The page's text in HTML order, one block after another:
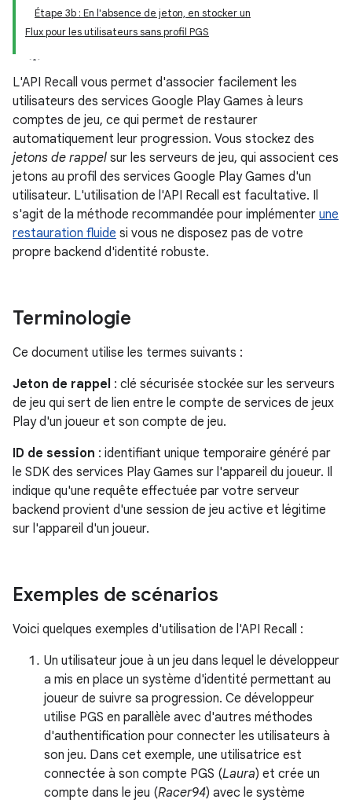
Étape 3b : En l'absence de jeton, en stocker un
Flux pour les utilisateurs sans profil PGS
L'API Recall vous permet d'associer facilement les
utilisateurs des services Google Play Games à leurs
comptes de jeu, ce qui permet de restaurer
automatiquement leur progression. Vous stockez des
jetons de rappel sur les serveurs de jeu, qui associent ces
jetons au profil des services Google Play Games d'un
utilisateur. L'utilisation de l'API Recall est facultative. Il
s'agit de la méthode recommandée pour implémenter une
restauration fluide si vous ne disposez pas de votre
propre backend d'identité robuste.
Terminologie
Ce document utilise les termes suivants :
Jeton de rappel : clé sécurisée stockée sur les serveurs
de jeu qui sert de lien entre le compte de services de jeux
Play d'un joueur et son compte de jeu.
ID de session : identifiant unique temporaire généré par
le SDK des services Play Games sur l'appareil du joueur. Il
indique qu'une requête effectuée par votre serveur
backend provient d'une session de jeu active et légitime
sur l'appareil d'un joueur.
Exemples de scénarios
Voici quelques exemples d'utilisation de l'API Recall :
Un utilisateur joue à un jeu dans lequel le développeur
a mis en place un système d'identité permettant au
joueur de suivre sa progression. Ce développeur
utilise PGS en parallèle avec d'autres méthodes
d'authentification pour connecter les utilisateurs à
son jeu. Dans cet exemple, une utilisatrice est
connectée à son compte PGS (Laura) et crée un
compte dans le jeu (Racer94) avec le système